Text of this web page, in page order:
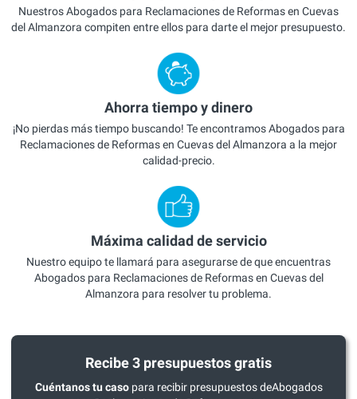
Nuestros Abogados para Reclamaciones de Reformas en Cuevas
del Almanzora compiten entre ellos para darte el mejor presupuesto.
Ahorra tiempo y dinero
¡No pierdas más tiempo buscando! Te encontramos Abogados para
Reclamaciones de Reformas en Cuevas del Almanzora a la mejor
calidad-precio.
Máxima calidad de servicio
Nuestro equipo te llamará para asegurarse de que encuentras
Abogados para Reclamaciones de Reformas en Cuevas del
Almanzora para resolver tu problema.
Recibe 3 presupuestos gratis
Cuéntanos tu casopara recibir presupuestos deAbogados